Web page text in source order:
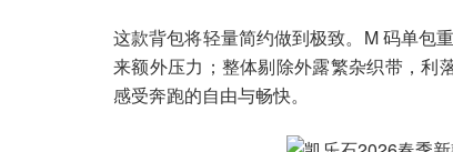
这款背包将轻量简约做到极致。M 码单包
来额外压力；整体剔除外露繁杂织带，利
感受奔跑的自由与畅快。